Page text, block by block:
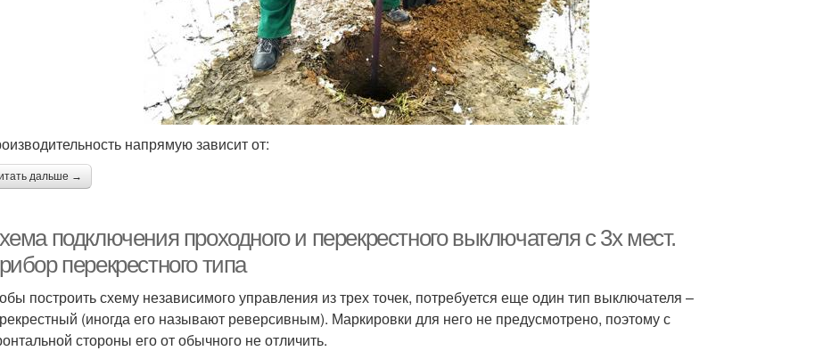
напрямую зависит от:
дальше →
подключения проходного и перекрестного выключателя с 3х мест.
перекрестного типа
построить схему независимого управления из трех точек, потребуется еще один тип выключателя –
(иногда его называют реверсивным). Маркировки для него не предусмотрено, поэтому с
стороны его от обычного не отличить.